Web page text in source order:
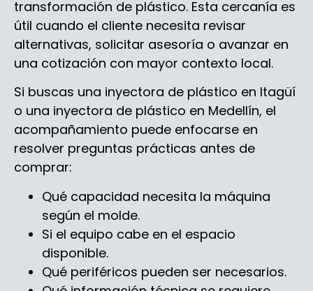
transformación de plástico. Esta cercanía es
útil cuando el cliente necesita revisar
alternativas, solicitar asesoría o avanzar en
una cotización con mayor contexto local.
Si buscas una inyectora de plástico en Itagüí
o una inyectora de plástico en Medellín, el
acompañamiento puede enfocarse en
resolver preguntas prácticas antes de
comprar:
Qué capacidad necesita la máquina
según el molde.
Si el equipo cabe en el espacio
disponible.
Qué periféricos pueden ser necesarios.